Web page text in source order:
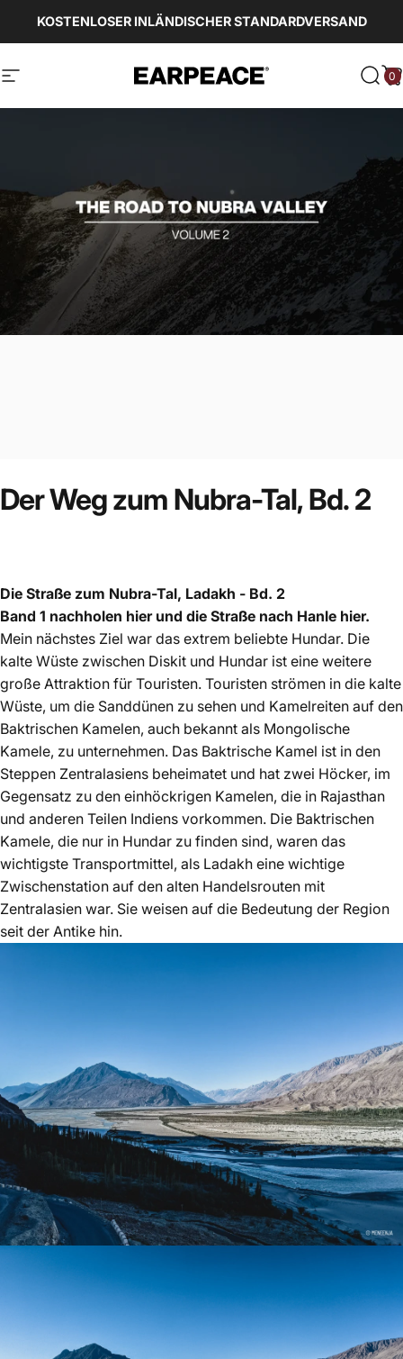
KOSTENLOSER INLÄNDISCHER STANDARDVERSAND
Seitennavigation EARPEACE 0
DerWegzum Nubra-Tal,Bd.2
Die Straße zum Nubra-Tal, Ladakh - Bd. 2
Band 1 nachholen hierund die Straße nach Hanle hier.
Mein nächstes Ziel war das extrem beliebte Hundar. Die
kalte Wüste zwischen Diskit und Hundar ist eine weitere
große Attraktion für Touristen. Touristen strömen in die kalte
Wüste, um die Sanddünen zu sehen und Kamelreiten auf den
Baktrischen Kamelen, auch bekannt als Mongolische
Kamele, zu unternehmen. Das Baktrische Kamel ist in den
Steppen Zentralasiens beheimatet und hat zwei Höcker, im
Gegensatz zu den einhöckrigen Kamelen, die in Rajasthan
und anderen Teilen Indiens vorkommen. Die Baktrischen
Kamele, die nur in Hundar zu finden sind, waren das
wichtigste Transportmittel, als Ladakh eine wichtige
Zwischenstation auf den alten Handelsrouten mit
Zentralasien war. Sie weisen auf die Bedeutung der Region
seit der Antike hin.